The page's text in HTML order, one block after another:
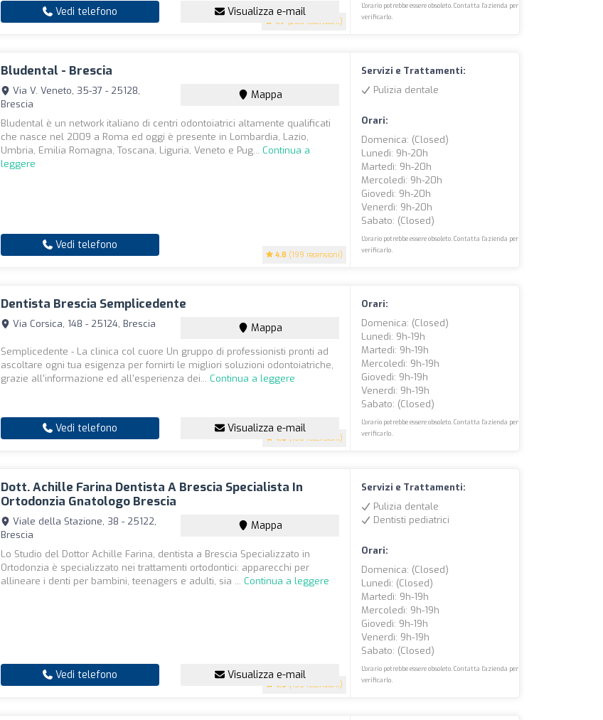
4.7 (200 recensioni)
Vedi telefono Visualizza e-mail
L'orario potrebbe essere obsoleto. Contatta l'azienda per
verificarlo.
Bludental - Brescia
4.8 (199 recensioni)
Via V. Veneto, 35-37 - 25128,
Brescia
Mappa
Bludental è un network italiano di centri odontoiatrici altamente qualificati
che nasce nel 2009 a Roma ed oggi è presente in Lombardia, Lazio,
Umbria, Emilia Romagna, Toscana, Liguria, Veneto e Pug... Continua a
leggere
Vedi telefono
Servizi e Trattamenti:
Pulizia dentale
Orari:
Domenica: (closed)
Lunedì: 9h-20h
Martedì: 9h-20h
Mercoledì: 9h-20h
Giovedì: 9h-20h
Venerdì: 9h-20h
Sabato: (closed)
L'orario potrebbe essere obsoleto. Contatta l'azienda per
verificarlo.
Dentista Brescia Semplicedente
4.8 (160 recensioni)
Via Corsica, 148 - 25124, Brescia Mappa
Semplicedente - La clinica col cuore Un gruppo di professionisti pronti ad
ascoltare ogni tua esigenza per fornirti le migliori soluzioni odontoiatriche,
grazie all'informazione ed all'esperienza dei... Continua a leggere
Vedi telefono Visualizza e-mail
Orari:
Domenica: (closed)
Lunedì: 9h-19h
Martedì: 9h-19h
Mercoledì: 9h-19h
Giovedì: 9h-19h
Venerdì: 9h-19h
Sabato: (closed)
L'orario potrebbe essere obsoleto. Contatta l'azienda per
verificarlo.
Dott. Achille Farina Dentista A Brescia Specialista In
Ortodonzia Gnatologo Brescia
4.9 (155 recensioni)
Viale della Stazione, 38 - 25122,
Brescia
Mappa
Lo Studio del Dottor Achille Farina, dentista a Brescia Specializzato in
Ortodonzia è specializzato nei trattamenti ortodontici: apparecchi per
allineare i denti per bambini, teenagers e adulti, sia ... Continua a leggere
Vedi telefono Visualizza e-mail
Servizi e Trattamenti:
Pulizia dentale
Dentisti pediatrici
Orari:
Domenica: (closed)
Lunedì: (closed)
Martedì: 9h-19h
Mercoledì: 9h-19h
Giovedì: 9h-19h
Venerdì: 9h-19h
Sabato: (closed)
L'orario potrebbe essere obsoleto. Contatta l'azienda per
verificarlo.